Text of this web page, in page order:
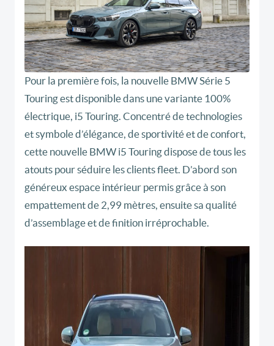
Pour la première fois, la nouvelle BMW Série 5
Touring est disponible dans une variante 100%
électrique, i5 Touring. Concentré de technologies
et symbole d’élégance, de sportivité et de confort,
cette nouvelle BMW i5 Touring dispose de tous les
atouts pour séduire les clients fleet. D’abord son
généreux espace intérieur permis grâce à son
empattement de 2,99 mètres, ensuite sa qualité
d’assemblage et de finition irréprochable.